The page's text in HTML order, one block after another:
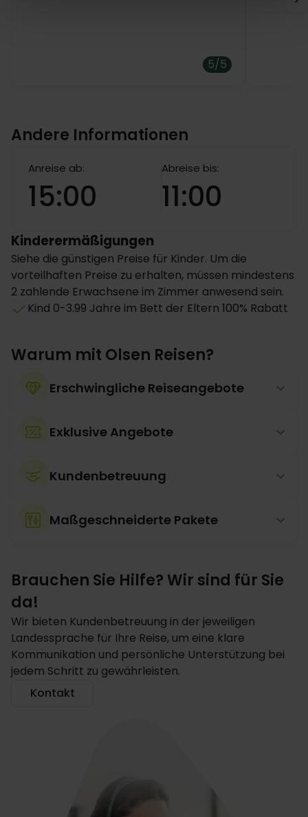
5/5
Andere Informationen
Anreise ab:
15:00
Abreise bis:
11:00
Kinderermäßigungen
Siehe die günstigen Preise für Kinder. Um die
vorteilhaften Preise zu erhalten, müssen mindestens
2 zahlende Erwachsene im Zimmer anwesend sein.
Kind 0-3.99 Jahre im Bett der Eltern 100% Rabatt
Warum mit Olsen Reisen?
Erschwingliche Reiseangebote
Exklusive Angebote
Kundenbetreuung
Maßgeschneiderte Pakete
Brauchen Sie Hilfe? Wir sind für Sie
da!
Wir bieten Kundenbetreuung in der jeweiligen
Landessprache für Ihre Reise, um eine klare
Kommunikation und persönliche Unterstützung bei
jedem Schritt zu gewährleisten.
Kontakt